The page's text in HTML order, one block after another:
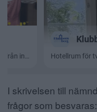
I skrivelsen till
frågor som besvaras: